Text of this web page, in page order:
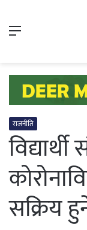
Menu
राजनीति
सक्रिय